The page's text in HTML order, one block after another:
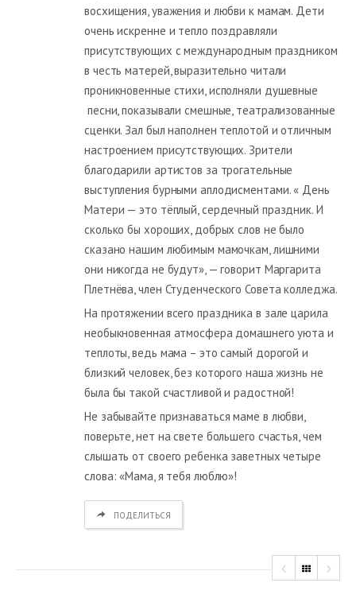
восхищения, уважения и любви к мамам. Дети
очень искренне и тепло поздравляли
присутствующих с международным праздником
в честь матерей, выразительно читали
проникновенные стихи, исполняли душевные
песни, показывали смешные, театрализованные
сценки. Зал был наполнен теплотой и отличным
настроением присутствующих. Зрители
благодарили артистов за трогательные
выступления бурными аплодисментами. « День
Матери — это тёплый, сердечный праздник. И
сколько бы хороших, добрых слов не было
сказано нашим любимым мамочкам, лишними
они никогда не будут», — говорит Маргарита
Плетнёва, член Студенческого Совета колледжа.
На протяжении всего праздника в зале царила
необыкновенная атмосфера домашнего уюта и
теплоты, ведь мама – это самый дорогой и
близкий человек, без которого наша жизнь не
была бы такой счастливой и радостной!
Не забывайте признаваться маме в любви,
поверьте, нет на свете большего счастья, чем
слышать от своего ребенка заветных четыре
слова: «Мама, я тебя люблю»!
ПОДЕЛИТЬСЯ